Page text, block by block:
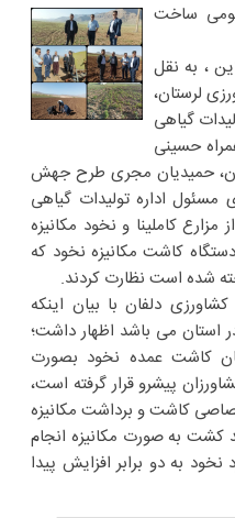
ساخت
، به نقل
لرستان،
گیاهی
حسینی
حمیدیان مجری طرح جهش
مسئول اداره تولیدات گیاهی
کاملینا و نخود مکانیزه
کاشت مکانیزه نخود که
شده است نظارت کردند.
دلفان با بیان اینکه
استان می باشد اظهار داشت؛
کاشت عمده نخود بصورت
پیشرو قرار گرفته است،
کاشت و برداشت مکانیزه
به صورت مکانیزه انجام
به دو برابر افزایش پیدا